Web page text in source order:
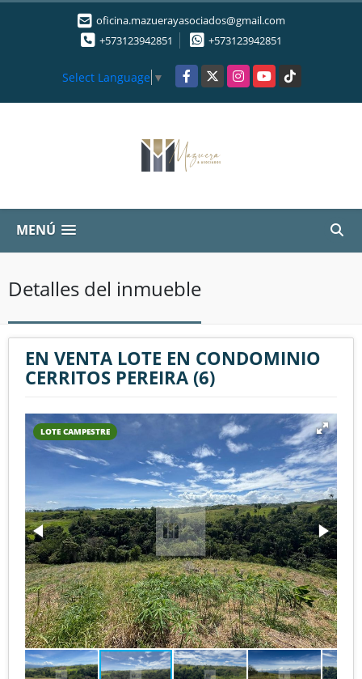
oficina.mazuerayasociados@gmail.com
+573123942851
+573123942851
Select Language ▼ Facebook
X InstagramYouTubeTikTok
MENÚ
Detalles del inmueble
EN VENTA LOTE EN CONDOMINIO
CERRITOS PEREIRA (6)
LOTE CAMPESTRE